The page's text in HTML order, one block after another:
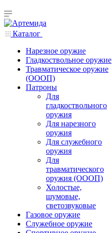
Каталог
Нарезное оружие
Гладкоствольное оружие
Травматическое оружие
(ОООП)
Патроны
Для
гладкоствольного
оружия
Для нарезного
оружия
Для служебного
оружия
Для
травматического
оружия (ОООП)
Холостые,
шумовые,
светозвуковые
Газовое оружие
Служебное оружие